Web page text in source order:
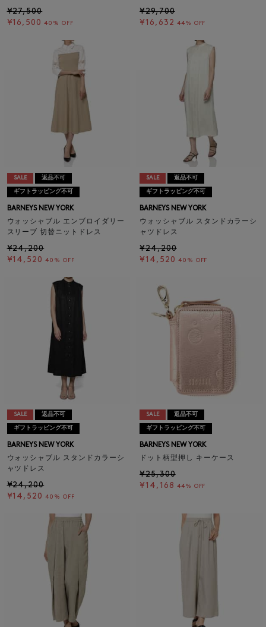
¥27,500
¥16,500 40% OFF
¥29,700
¥16,632 44% OFF
SALE 返品不可
ギフトラッピング不可
BARNEYS NEW YORK
ウォッシャブル エンブロイダリー
スリーブ 切替ニットドレス
¥24,200
¥14,520 40% OFF
SALE 返品不可
ギフトラッピング不可
BARNEYS NEW YORK
ウォッシャブル スタンドカラーシ
ャツドレス
¥24,200
¥14,520 40% OFF
SALE 返品不可
ギフトラッピング不可
BARNEYS NEW YORK
ウォッシャブル スタンドカラーシ
ャツドレス
¥24,200
¥14,520 40% OFF
SALE 返品不可
ギフトラッピング不可
BARNEYS NEW YORK
ドット柄型押し キーケース
¥25,300
¥14,168 44% OFF